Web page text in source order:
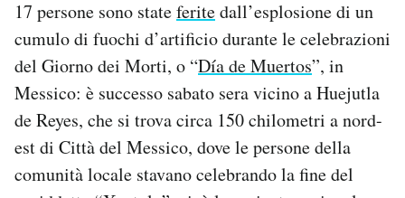
CALENDARIO
Area Personale
Newsletter
Notifiche mobile
17 persone sono stateferitedall’esplosione di un
cumulo di fuochi d’artificio durante le celebrazioni
del Giorno dei Morti, o “Día de Muertos”, in
Messico: è successo sabato sera vicino a Huejutla
de Reyes, che si trova circa 150 chilometri a nord-
est di Città del Messico, dove le persone della
comunità locale stavano celebrando la fine del